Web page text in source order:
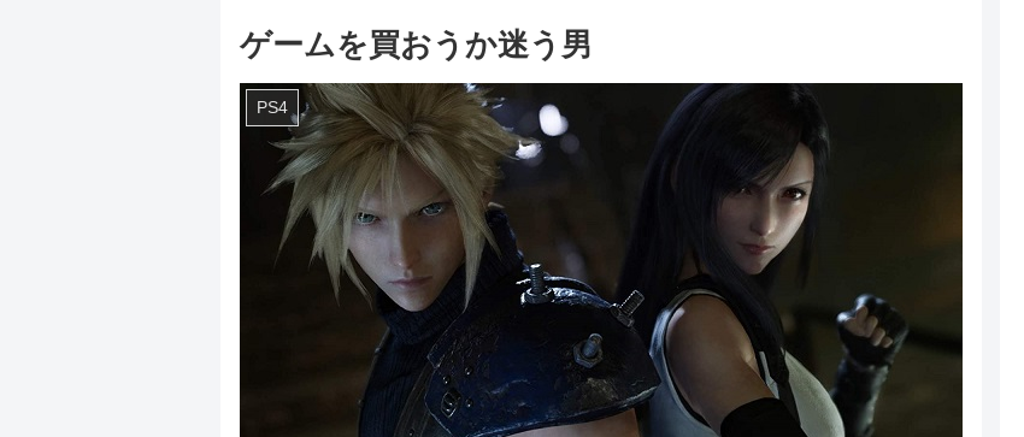
ゲームを買おうか迷う男
PS4